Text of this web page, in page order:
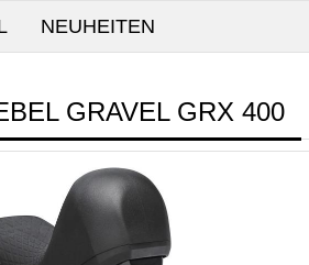
NEUHEITEN
GRAVEL GRX 400